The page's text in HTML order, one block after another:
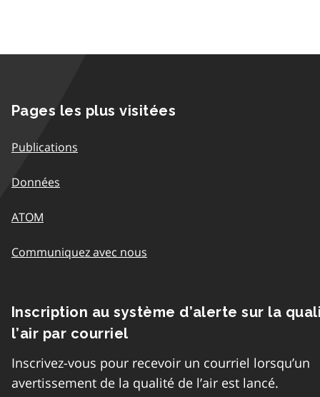
Pages les plus visitées
Publications
Données
ATOM
Communiquez avec nous
Inscription au système d’alerte sur la
l’air par courriel
Inscrivez-vous pour recevoir un courriel lorsqu’un
avertissement de la qualité de l’air est lancé.